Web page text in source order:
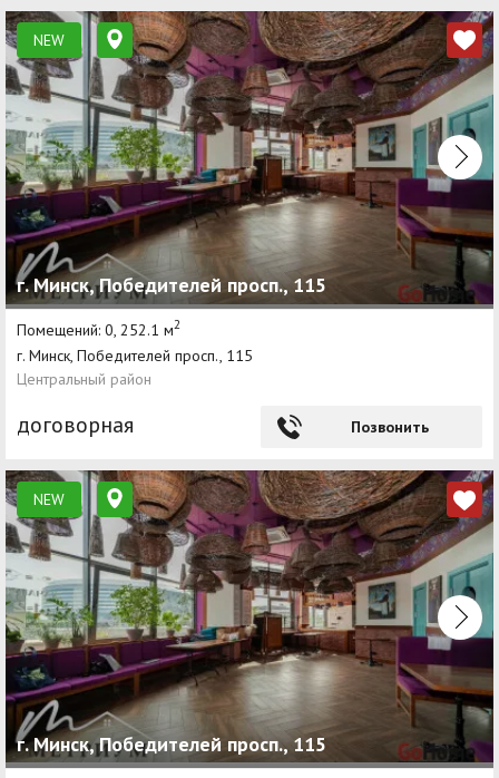
NEW
г. Минск, Победителей просп., 115
Помещений: 0, 252.1 м2
г. Минск, Победителей просп., 115
Центральный район
договорная Позвонить
NEW
г. Минск, Победителей просп., 115